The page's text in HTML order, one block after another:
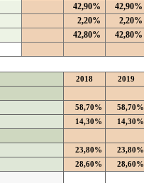
42,90%
42,90%
2,20%
2,20%
42,80%
42,80%
2018
2019
58,70%
58,70%
14,30%
14,30%
23,80%
23,80%
28,60%
28,60%